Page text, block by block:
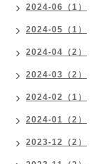
2024-06（1）
2024-05（1）
2024-04（2）
2024-03（2）
2024-02（1）
2024-01（2）
2023-12（2）